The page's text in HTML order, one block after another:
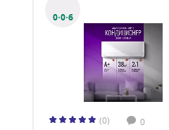
0·0·6
(0) 0